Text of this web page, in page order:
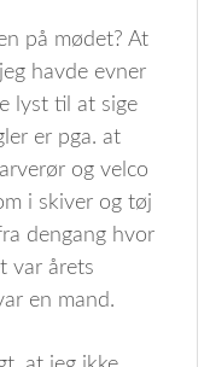
på mødet? At
havde evner
lyst til at sige
er pga. at
og velco
i skiver og tøj
dengang hvor
var årets
en mand.